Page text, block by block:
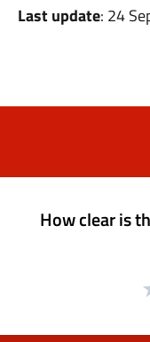
Last update: 24
How clear is